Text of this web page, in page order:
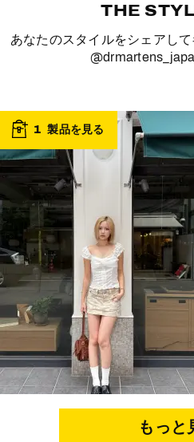
THE
あなたのスタイルをシェアし
1 製品を見る
p e
もっと